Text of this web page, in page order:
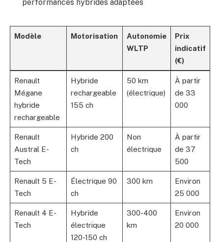
performances hybrides adaptées
Modèle Motorisation
Autonomie
WLTP
Prix
indicatif
(€)
Renault
Mégane
hybride
rechargeable
Hybride
rechargeable
155 ch
50 km
(électrique)
À partir
de 33
000
Renault
Austral E-
Tech
Hybride 200
ch
Non
électrique
À partir
de 37
500
Renault 5 E-
Tech
Électrique 90
ch
300 km
Environ
25 000
Renault 4 E-
Tech
Hybride
électrique
120-150 ch
300-400
km
Environ
20 000